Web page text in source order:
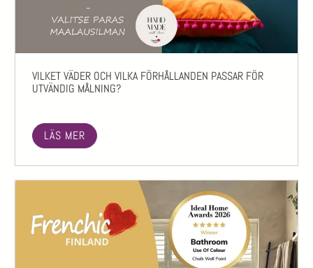
VILKET VÄDER OCH VILKA FÖRHÅLLANDEN PASSAR FÖR
UTVÄNDIG MÅLNING?
LÄS MER